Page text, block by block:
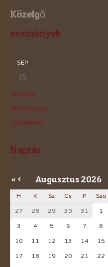
Közelgő
események
SEP
15
Jövőnk
lehetséges
táplálékai
Naptár
« < Augusztus2026
H K Sz Cs P Szo
27 28 29 30 31 1
3 4 5 6 7 8
10 11 12 13 14 15
17 18 19 20 21 22